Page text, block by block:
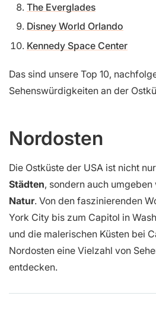
The Everglades
Disney World Orlando
Kennedy Space Center
Das sind unsere Top 10,
Sehenswürdigkeiten an der
Nordosten
Die Ostküste der USA ist nicht
Städten, sondern auch umgeben
Natur. Von den faszinierenden
York City bis zum Capitol in
und die malerischen Küsten bei
Nordosten eine Vielzahl von
entdecken.